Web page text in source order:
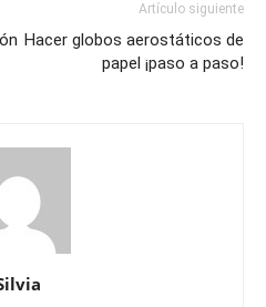
Artículo siguiente
Hacer globos aerostáticos de
papel ¡paso a paso!